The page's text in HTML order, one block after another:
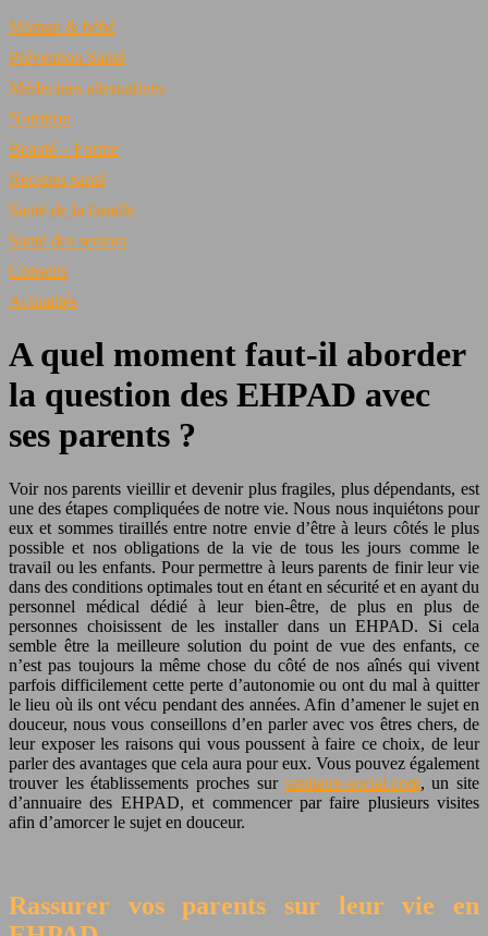
Maman & bébé
Prévention Santé
Médecines alternatives
Nutrition
Beauté – Forme
Recettes santé
Santé de la famille
Santé des seniors
Conseils
Actualités
A quel moment faut-il aborder
la question des EHPAD avec
ses parents ?
Voir nos parents vieillir et devenir plus fragiles, plus dépendants, est
une des étapes compliquées de notre vie. Nous nous inquiétons pour
eux et sommes tiraillés entre notre envie d’être à leurs côtés le plus
possible et nos obligations de la vie de tous les jours comme le
travail ou les enfants. Pour permettre à leurs parents de finir leur vie
dans des conditions optimales tout en étant en sécurité et en ayant du
personnel médical dédié à leur bien-être, de plus en plus de
personnes choisissent de les installer dans un EHPAD. Si cela
semble être la meilleure solution du point de vue des enfants, ce
n’est pas toujours la même chose du côté de nos aînés qui vivent
parfois difficilement cette perte d’autonomie ou ont du mal à quitter
le lieu où ils ont vécu pendant des années. Afin d’amener le sujet en
douceur, nous vous conseillons d’en parler avec vos êtres chers, de
leur exposer les raisons qui vous poussent à faire ce choix, de leur
parler des avantages que cela aura pour eux. Vous pouvez également
trouver les établissements proches sur sanitaire-social.com, un site
d’annuaire des EHPAD, et commencer par faire plusieurs visites
afin d’amorcer le sujet en douceur.
Rassurer vos parents sur leur vie en